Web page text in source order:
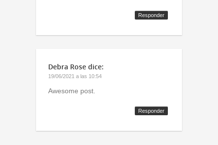
Responder
Debra Rose dice:
19/06/2021 a las 10:54
Awesome post.
Responder